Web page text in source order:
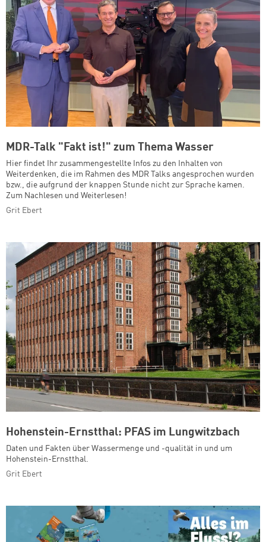
MDR-Talk "Fakt ist!" zum Thema Wasser
Hier findet Ihr zusammengestellte Infos zu den Inhalten von
Weiterdenken, die im Rahmen des MDR Talks angesprochen wurden
bzw., die aufgrund der knappen Stunde nicht zur Sprache kamen.
Zum Nachlesen und Weiterlesen!
Grit Ebert
Hohenstein-Ernstthal: PFAS im Lungwitzbach
Daten und Fakten über Wassermenge und -qualität in und um
Hohenstein-Ernstthal.
Grit Ebert